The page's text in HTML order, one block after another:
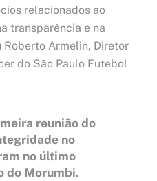
relacionados ao
transparência e na
Roberto Armelin, Diretor
do São Paulo Futebol
reunião do
no
no último
do Morumbi.